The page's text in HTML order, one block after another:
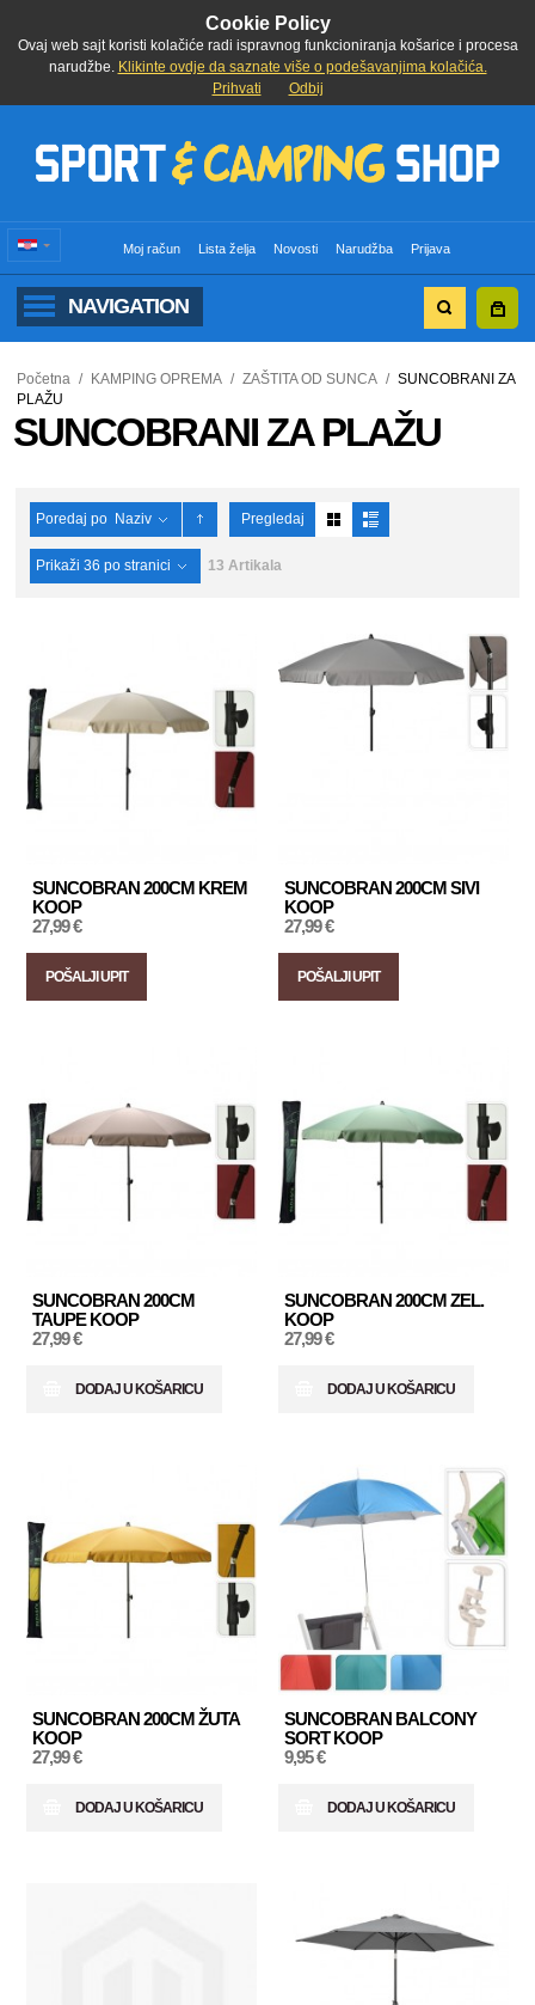
Cookie Policy
Ovaj web sajt koristi kolačiće radi ispravnog funkcioniranja košarice i procesa
narudžbe. Klikinte ovdje da saznate više o podešavanjima kolačića.
Prihvati
Odbij
Moj račun Lista želja Novosti Narudžba Prijava
NAVIGATION
Početna / KAMPING OPREMA / ZAŠTITA OD SUNCA / SUNCOBRANI ZA
PLAŽU
SUNCOBRANI ZA PLAŽU
Poredaj po Naziv Pregledaj
Prikaži 36 po stranici 13 Artikala
SUNCOBRAN 200CM KREM
KOOP
27,99 €
POŠALJI UPIT
SUNCOBRAN 200CM SIVI
KOOP
27,99 €
POŠALJI UPIT
SUNCOBRAN 200CM
TAUPE KOOP
27,99 €
DODAJ U KOŠARICU
SUNCOBRAN 200CM ZEL.
KOOP
27,99 €
DODAJ U KOŠARICU
SUNCOBRAN 200CM ŽUTA
KOOP
27,99 €
DODAJ U KOŠARICU
SUNCOBRAN BALCONY
SORT KOOP
9,95 €
DODAJ U KOŠARICU